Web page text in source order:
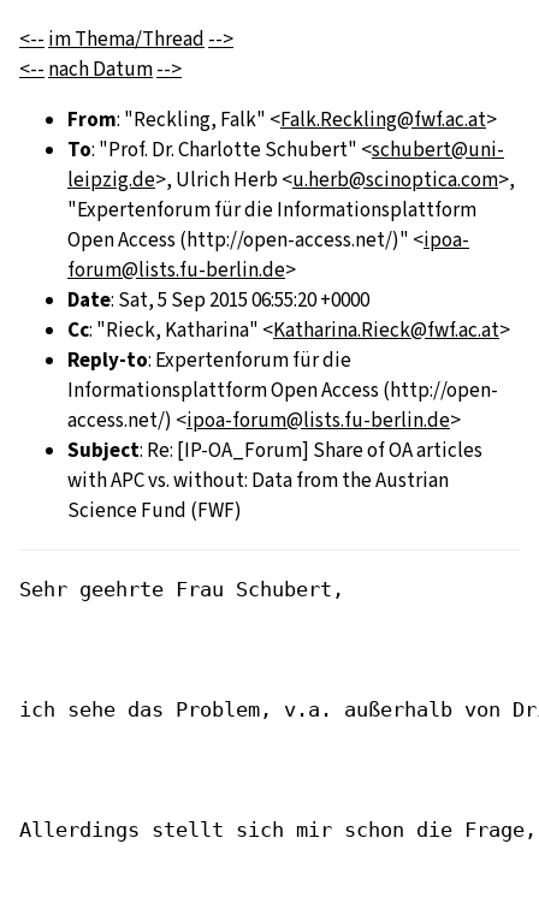
<-- im Thema/Thread -->
<-- nach Datum-->
From: "Reckling, Falk" <Falk.Reckling@fwf.ac.at>
To: "Prof. Dr. Charlotte Schubert" <schubert@uni-
leipzig.de>, Ulrich Herb <u.herb@scinoptica.com>,
"Expertenforum für die Informationsplattform
Open Access (http://open-access.net/)" <ipoa-
forum@lists.fu-berlin.de>
Date: Sat, 5 Sep 2015 06:55:20 +0000
Cc: "Rieck, Katharina" <Katharina.Rieck@fwf.ac.at>
Reply-to: Expertenforum für die
Informationsplattform Open Access (http://open-
access.net/) <ipoa-forum@lists.fu-berlin.de>
Subject: Re: [IP-OA_Forum] Share of OA articles
with APC vs. without: Data from the Austrian
Science Fund (FWF)
Sehr geehrte Frau Schubert,
ich sehe das Problem, v.a. außerhalb von
Allerdings stellt sich mir schon die Frage,